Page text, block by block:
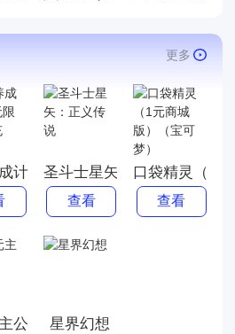
更多
暴）（火影）
计划（无限爆衣免充版）
圣斗士星矢：正义传说
查看
口袋精灵（1
查看
公 星界幻想